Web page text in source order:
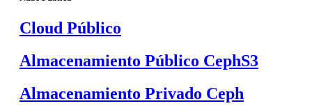
Cloud Público
Almacenamiento Público CephS3
Almacenamiento Privado Ceph